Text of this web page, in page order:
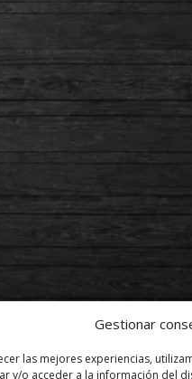
Gestionar
las mejores experiencias,
y/o acceder a la información del